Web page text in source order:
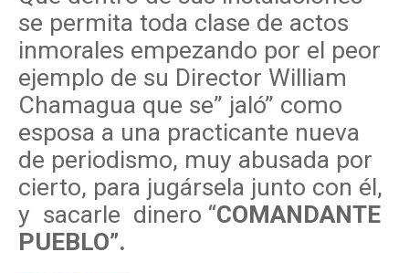
se permita toda clase de actos
inmorales empezando por el peor
ejemplo de su Director William
Chamagua que se” jaló” como
esposa a una practicante nueva
de periodismo, muy abusada por
cierto, para jugársela junto con él,
y sacarle dinero “COMANDANTE
PUEBLO”.